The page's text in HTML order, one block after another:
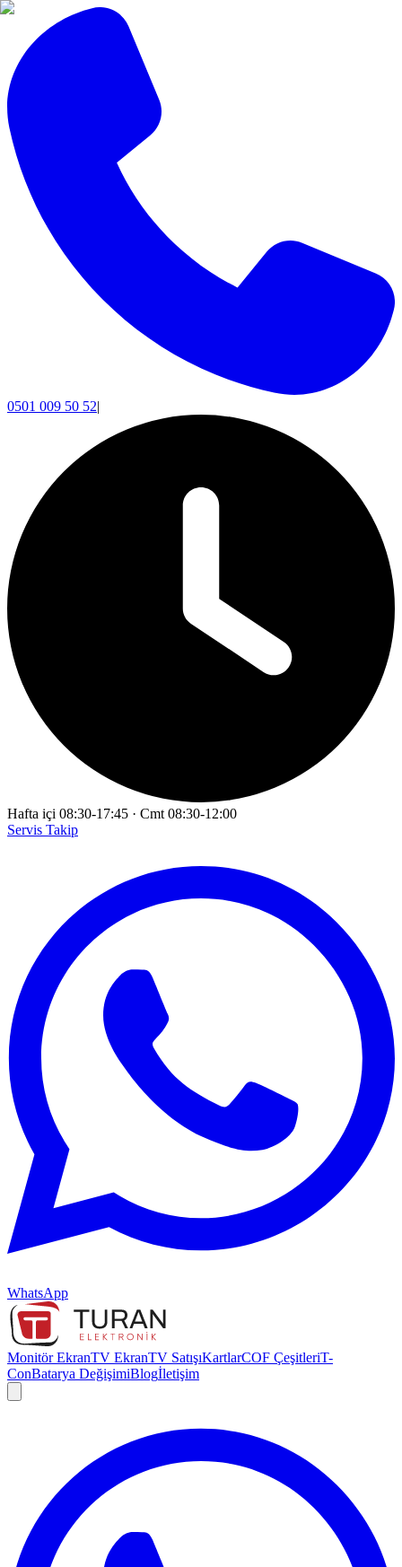
0501 009 50 52|
Hafta içi 08:30-17:45 · Cmt 08:30-12:00
Servis Takip
WhatsApp
Monitör EkranTV EkranTV SatışıKartlarCOF ÇeşitleriT-
ConBatarya DeğişimiBlogİletişim